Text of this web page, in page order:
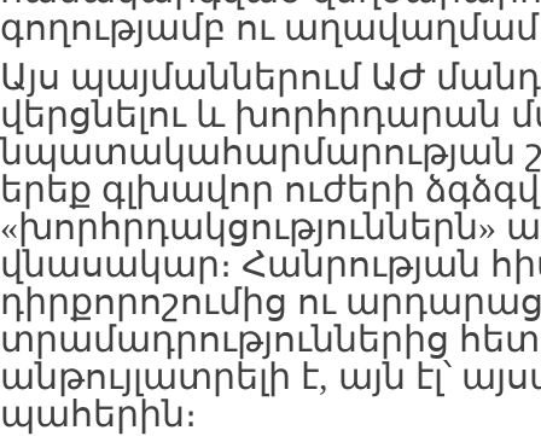
գողությամբ ու
Այս պայմաններում ԱԺ
վերցնելու և խորհրդարան
նպատակահարմարության
երեք գլխավոր ուժերի
«խորհրդակցություններն»
վնասակար։ Հանրության
դիրքորոշումից ու
տրամադրություններից
անթույլատրելի է, այն էլ՝
պահերին։